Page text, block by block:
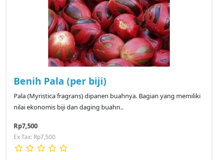
Benih Pala (per biji)
Pala (Myristica fragrans) dipanen buahnya. Bagian yang memiliki
nilai ekonomis biji dan daging buahn..
Rp7,500
Ex Tax: Rp7,500